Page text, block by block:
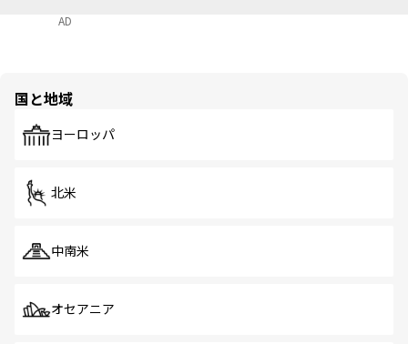
AD
国と地域
ヨーロッパ
北米
中南米
オセアニア